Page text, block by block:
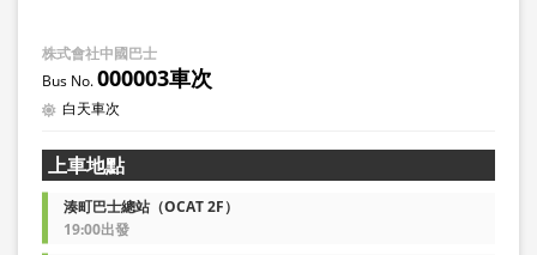
株式會社中國巴士
000003車次
白天車次
上車地點
湊町巴士總站（OCAT 2F）
19:00出發